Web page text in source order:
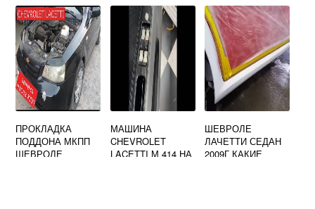
ПРОКЛАДКА
ПОДДОНА МКПП
ШЕВРОЛЕ
МАШИНА
CHEVROLET
LACETTI М 414 НА
ШЕВРОЛЕ
ЛАЧЕТТИ СЕДАН
2009Г КАКИЕ